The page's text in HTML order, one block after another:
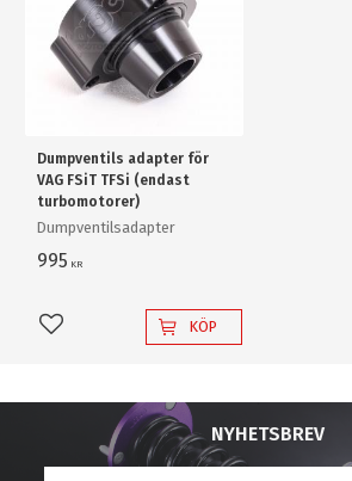
Dumpventils adapter för
VAG FSiT TFSi (endast
turbomotorer)
Dumpventilsadapter
995 KR
Lägg till i favoriter
KÖP
NYHETSBREV